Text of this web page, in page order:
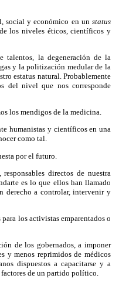
social y económico en un status
los niveles éticos, científicos y
talentos, la degeneración de la
y la politización medular de la
estatus natural. Probablemente
del nivel que nos corresponde
los mendigos de la medicina.
humanistas y científicos en una
como tal.
por el futuro.
directos de nuestra
es lo que ellos han llamado
derecho a controlar, intervenir y
los activistas emparentados o
de los gobernados, a imponer
y menos reprimidos de médicos
dispuestos a capacitarse y a
factores de un partido político.